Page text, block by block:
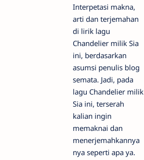
Interpetasi makna,
arti dan terjemahan
di lirik lagu
Chandelier milik Sia
ini, berdasarkan
asumsi penulis blog
semata. Jadi, pada
lagu Chandelier milik
Sia ini, terserah
kalian ingin
memaknai dan
menerjemahkannya
nya seperti apa ya.